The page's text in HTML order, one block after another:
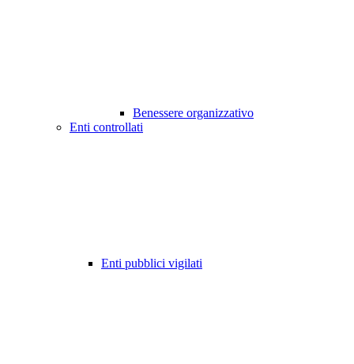
Benessere organizzativo
Enti controllati
Enti pubblici vigilati